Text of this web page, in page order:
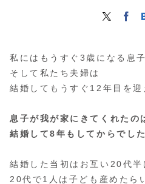
私にはもうすぐ3歳になる息
そして私たち夫婦は
結婚してもうすぐ12年目を迎
息子が我が家にきてくれたの
結婚して8年もしてからでした
結婚した当初はお互い20代半
20代で1人は子ども産めたら